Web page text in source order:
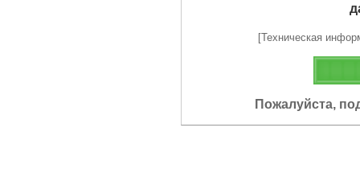
[Техническая
Пожалуйста,